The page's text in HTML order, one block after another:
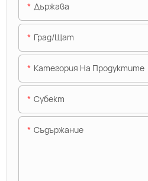
Държава
Град/щат
Категория На Продуктите
Субект
Съдържание